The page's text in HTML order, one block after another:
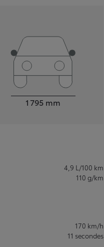
1 795 mm
4,9 L/100 km
110 g/km
170 km/h
11 secondes